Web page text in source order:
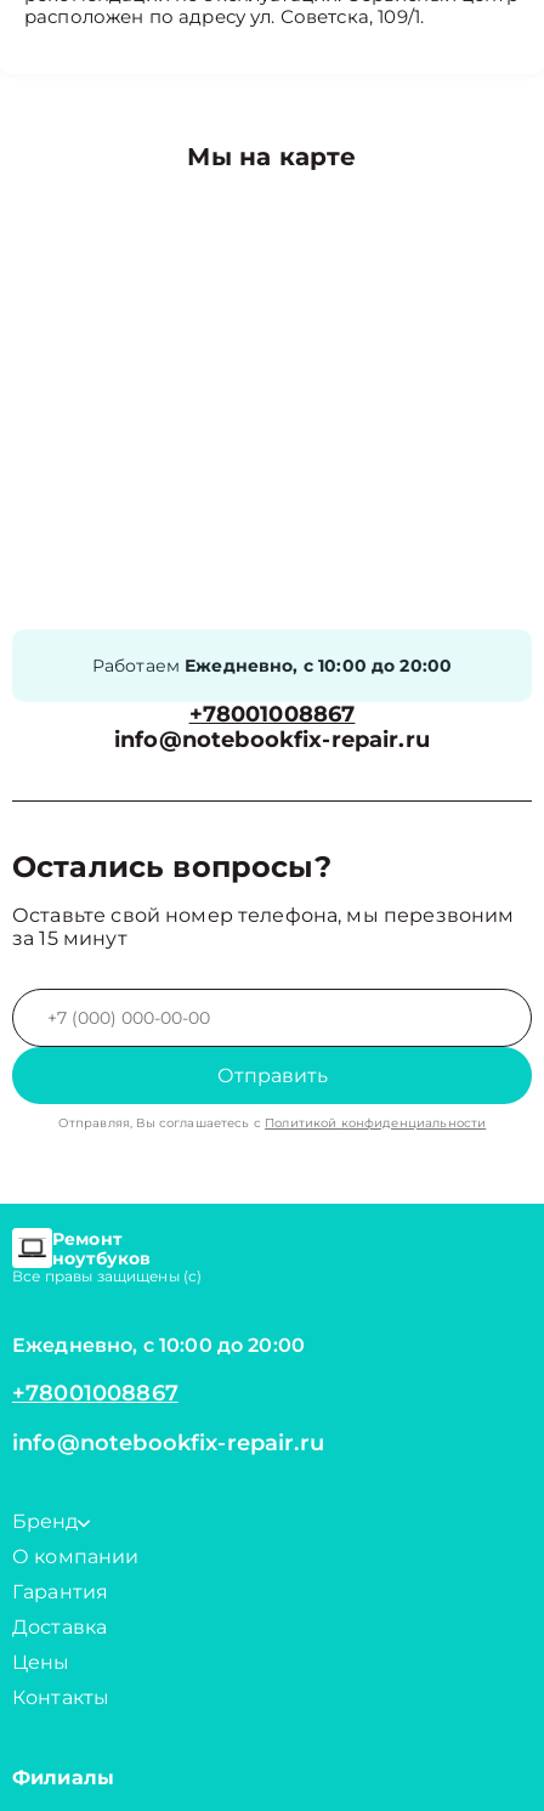
расположен по адресу ул. Советска, 109/1.
Мы на карте
Работаем Ежедневно, с 10:00 до 20:00
+78001008867
info@notebookfix-repair.ru
Остались вопросы?
Оставьте свой номер телефона, мы перезвоним
за 15 минут
Отправить
Отправляя, Вы соглашаетесь с Политикой конфиденциальности
Ремонт
ноутбуков
Все правы защищены (с)
Ежедневно, с 10:00 до 20:00
+78001008867
info@notebookfix-repair.ru
Бренд
О компании
Гарантия
Доставка
Цены
Контакты
Филиалы